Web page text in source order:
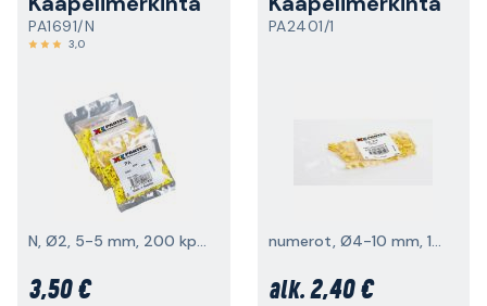
PA1691/N
3,0
N, Ø2, 5-5 mm, 200 kpl pakkaus
3,50 €
PA2401/1
numerot, Ø4-10 mm, 100 kpl
alk. 2,40 €